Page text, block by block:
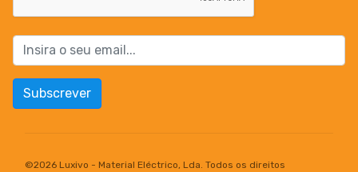
Subscrever
©2026 Luxivo - Material Eléctrico, Lda. Todos os direitos